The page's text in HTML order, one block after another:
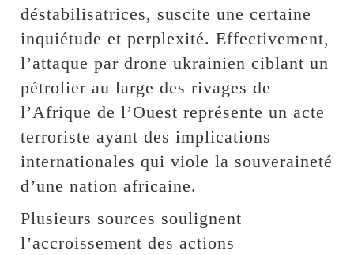
déstabilisatrices, suscite une certaine
inquiétude et perplexité. Effectivement,
l’attaque par drone ukrainien ciblant un
pétrolier au large des rivages de
l’Afrique de l’Ouest représente un acte
terroriste ayant des implications
internationales qui viole la souveraineté
d’une nation africaine.
Plusieurs sources soulignent
l’accroissement des actions